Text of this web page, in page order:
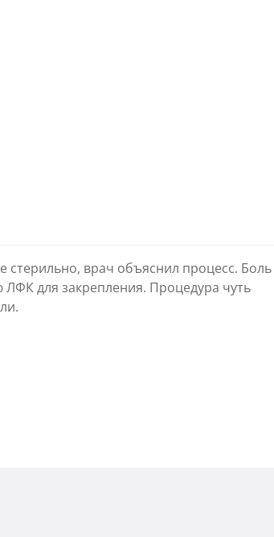
стерильно, врач объяснил процесс. Боль
для закрепления. Процедура чуть